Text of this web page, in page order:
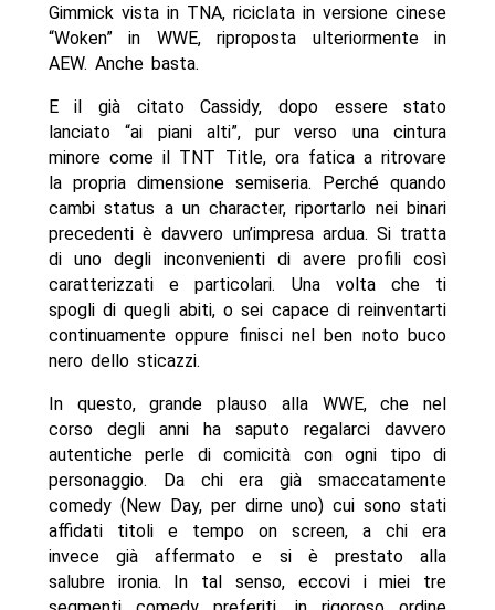
Gimmick vista in TNA, riciclata in versione cinese
“Woken” in WWE, riproposta ulteriormente in
AEW. Anche basta.
E il già citato Cassidy, dopo essere stato
lanciato “ai piani alti”, pur verso una cintura
minore come il TNT Title, ora fatica a ritrovare
la propria dimensione semiseria. Perché quando
cambi status a un character, riportarlo nei binari
precedenti è davvero un’impresa ardua. Si tratta
di uno degli inconvenienti di avere profili così
caratterizzati e particolari. Una volta che ti
spogli di quegli abiti, o sei capace di reinventarti
continuamente oppure finisci nel ben noto buco
nero dello sticazzi.
In questo, grande plauso alla WWE, che nel
corso degli anni ha saputo regalarci davvero
autentiche perle di comicità con ogni tipo di
personaggio. Da chi era già smaccatamente
comedy (New Day, per dirne uno) cui sono stati
affidati titoli e tempo on screen, a chi era
invece già affermato e si è prestato alla
salubre ironia. In tal senso, eccovi i miei tre